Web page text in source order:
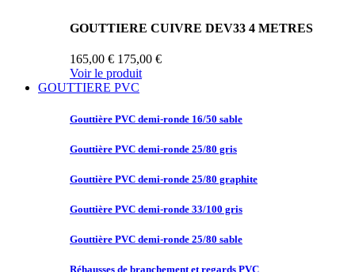
GOUTTIERE CUIVRE DEV33 4 METRES
165,00 € 175,00 €
Voir le produit
GOUTTIERE PVC
Gouttière PVC demi-ronde 16/50 sable
Gouttière PVC demi-ronde 25/80 gris
Gouttière PVC demi-ronde 25/80 graphite
Gouttière PVC demi-ronde 33/100 gris
Gouttière PVC demi-ronde 25/80 sable
Réhausses de branchement et regards PVC